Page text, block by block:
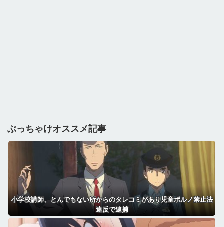
ぶっちゃけオススメ記事
小学校講師、とんでもない所からのタレコミがあり児童ポルノ禁止法
違反で逮捕